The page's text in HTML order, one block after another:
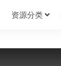
资源分类